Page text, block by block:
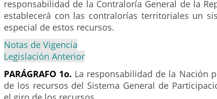
responsabilidad de la Contraloría General de la
establecerá con las contralorías territoriales un
especial de estos recursos.
Notas de Vigencia
Legislación Anterior
PARÁGRAFO 1o. La responsabilidad de la Nación
de los recursos del Sistema General de